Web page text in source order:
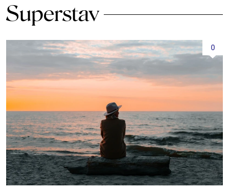
Superstav
0